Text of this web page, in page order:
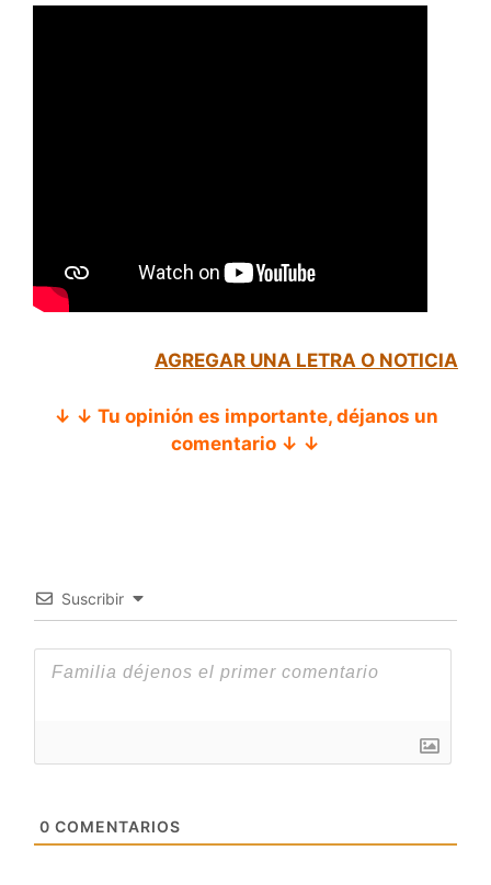
AGREGAR UNA LETRA O NOTICIA
↓ ↓ Tu opinión es importante, déjanos un
comentario ↓ ↓
Suscribir
0 COMENTARIOS